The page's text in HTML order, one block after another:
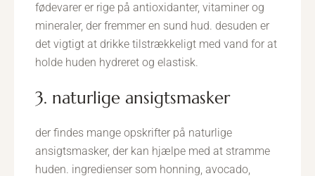
fødevarer er rige på antioxidanter, vitaminer og
mineraler, der fremmer en sund hud. desuden er
det vigtigt at drikke tilstrækkeligt med vand for at
holde huden hydreret og elastisk.
3. naturlige ansigtsmasker
der findes mange opskrifter på naturlige
ansigtsmasker, der kan hjælpe med at stramme
huden. ingredienser som honning, avocado,